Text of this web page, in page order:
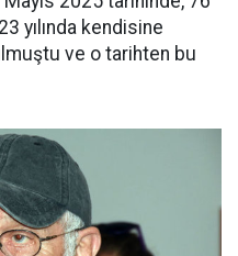
yılında kendisine
ve o tarihten bu